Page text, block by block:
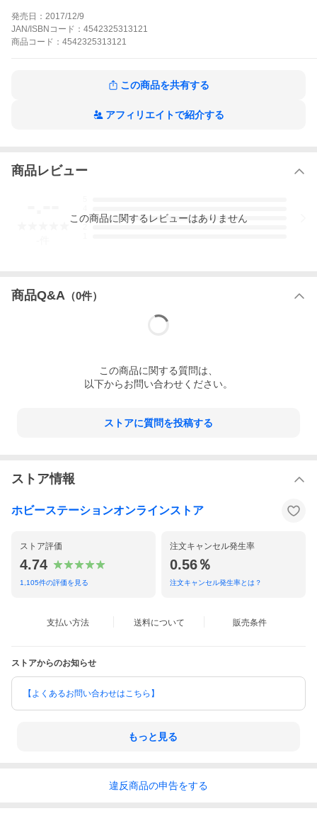
4X(探検・拡大・開発・破壊)ゲームである。
当ストアの利用をもって、お買い物ガイドに同意されたものとみ
発売・入荷が遅延した場合でも分割発送はしません
購入数に上限がある商品の重複・複数注文はご遠慮ください（キ
ル対象となります）
注文手続きで［ご注文を確定する］ボタンを押した後は注文内容
発売日： 2017/12/9
JAN/ISBNコード： 4542325313121
商品 コード： 4542325313121
この商品を共有する
アフィリエイトで紹介する
商品レビュー
3
この商品に関するレビューはありません
商品Q&A （0件）
この商品に関する質問は、
以下からお問い合わせください。
ストアに質問を投稿する
ストア情報
ホビーステーションオンラインストア
ストア評価
4.74
1,105件の評価を見る
注文キャンセル発生率
0.56％
注文キャンセル発生率とは？
支払い方法 送料について 販売条件
ストアからのお知らせ
【よくあるお問い合わせはこちら】
もっと見る
違反商品の申告をする